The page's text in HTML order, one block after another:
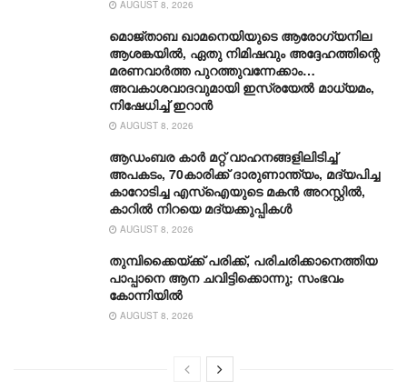
AUGUST 8, 2026
മൊജ്താബ ഖാമനെയിയുടെ ആരോ​ഗ്യനില
ആശങ്കയിൽ, ഏതു നിമിഷവും അദ്ദേഹത്തിന്റെ
മരണവാർത്ത പുറത്തുവന്നേക്കാം…
അവകാശവാദവുമായി ഇസ്രയേൽ മാധ്യമം,
നിഷേധിച്ച് ഇറാൻ
AUGUST 8, 2026
ആഡംബര കാര്‍ മറ്റ് വാഹനങ്ങളിലിടിച്ച്
അപകടം, 70കാരിക്ക് ദാരുണാന്ത്യം, മദ്യപിച്ച
കാറോടിച്ച എസ്ഐയുടെ മകന്‍ അറസ്റ്റില്‍,
കാറില്‍ നിറയെ മദ്യക്കുപ്പികള്‍
AUGUST 8, 2026
തുമ്പിക്കൈയ്ക്ക് പരിക്ക്, പരിചരിക്കാനെത്തിയ
പാപ്പാനെ ആന ചവിട്ടിക്കൊന്നു; സംഭവം
കോന്നിയിൽ
AUGUST 8, 2026